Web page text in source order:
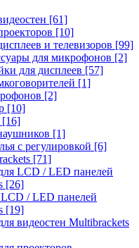
[61]
[10]
и телевизоров [99]
для микрофонов [2]
для дисплеев [57]
[1]
[2]
[10]
[16]
[1]
с регулировкой [6]
[71]
LCD / LED панелей
[26]
/ LED панелей
[19]
видеостен Multibrackets